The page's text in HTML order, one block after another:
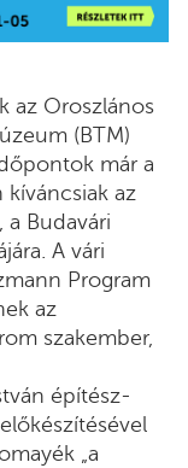
az Oroszlános
(BTM)
már a
az
Budavári
A vári
Program
az
szakember,
építész-
„a